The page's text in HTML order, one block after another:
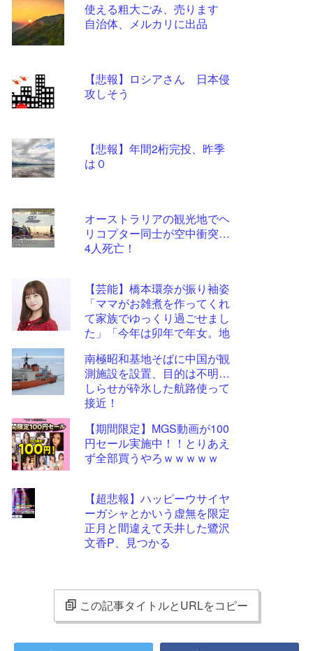
使える粗大ごみ、売ります
自治体、メルカリに出品
【悲報】ロシアさん 日本侵
攻しそう
【悲報】年間2桁完投、昨季
は０
オーストラリアの観光地でヘ
リコプター同士が空中衝突…
4人死亡！
【芸能】橋本環奈が振り袖姿
「ママがお雑煮を作ってくれ
て家族でゆっくり過ごせまし
た」「今年は卯年で年女。地
南極昭和基地そばに中国が観
測施設を設置、目的は不明…
しらせが砕氷した航路使って
接近！
【期間限定】MGS動画が100
円セール実施中！！とりあえ
ず全部買うやろｗｗｗｗｗ
【超悲報】ハッピーウサイヤ
ーガシャとかいう虚無を限定
正月と間違えて天井した鷺沢
文香P、見つかる
ツー
ル
この記事タイトルとURLをコピー